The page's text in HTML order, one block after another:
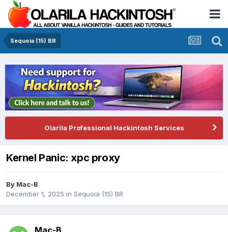
Sequoia (15) BR
Olarila Professional Hackintosh Services
Kernel Panic: xpc proxy
By Mac-B
December 1, 2025 in Sequoia (15) BR